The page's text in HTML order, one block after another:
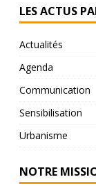
LES ACTUS
Actualités
Agenda
Communication
Sensibilisation
Urbanisme
NOTRE